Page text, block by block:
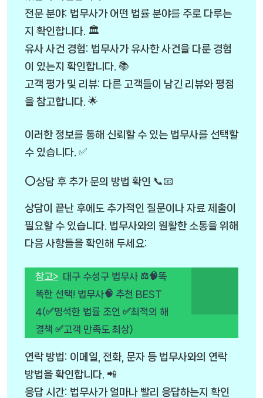
전문 분야: 법무사가 어떤 법률 분야를 주로 다루는
지 확인합니다. 🏛️
유사 사건 경험: 법무사가 유사한 사건을 다룬 경험
이 있는지 확인합니다. 📚
고객 평가 및 리뷰: 다른 고객들이 남긴 리뷰와 평점
을 참고합니다. 🌟
이러한 정보를 통해 신뢰할 수 있는 법무사를 선택할
수 있습니다. ✅
⭕상담 후 추가 문의 방법 확인 📞📧
상담이 끝난 후에도 추가적인 질문이나 자료 제출이
필요할 수 있습니다. 법무사와의 원활한 소통을 위해
다음 사항들을 확인해 두세요:
참고> 대구 수성구 법무사 ⚖️🧠똑
똑한 선택! 법무사🧠 추천 BEST
4(✅명석한 법률 조언 ✅최적의 해
결책 ✅고객 만족도 최상)
연락 방법: 이메일, 전화, 문자 등 법무사와의 연락
방법을 확인합니다. 📲
응답 시간: 법무사가 얼마나 빨리 응답하는지 확인